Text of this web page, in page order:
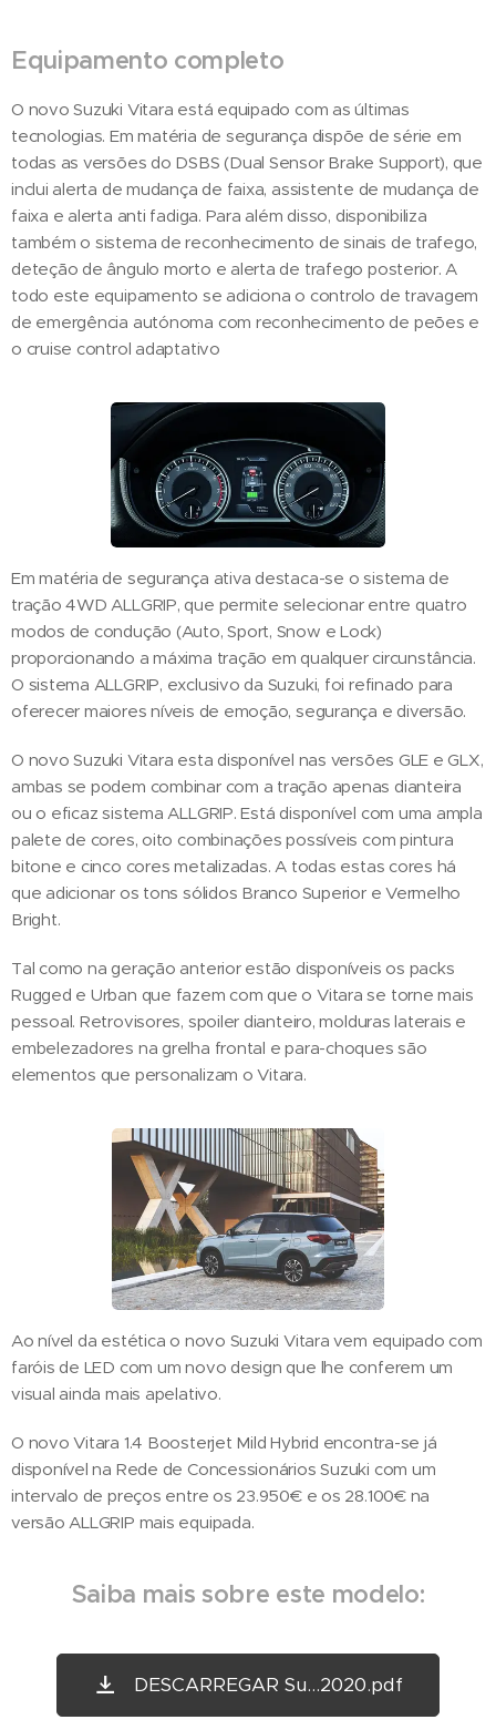
Equipamento completo
O novo Suzuki Vitara está equipado com as últimas
tecnologias. Em matéria de segurança dispõe de série em
todas as versões do DSBS (Dual Sensor Brake Support), que
inclui alerta de mudança de faixa, assistente de mudança de
faixa e alerta anti fadiga. Para além disso, disponibiliza
também o sistema de reconhecimento de sinais de trafego,
deteção de ângulo morto e alerta de trafego posterior. A
todo este equipamento se adiciona o controlo de travagem
de emergência autónoma com reconhecimento de peões e
o cruise control adaptativo
Em matéria de segurança ativa destaca-se o sistema de
tração 4WD ALLGRIP, que permite selecionar entre quatro
modos de condução (Auto, Sport, Snow e Lock)
proporcionando a máxima tração em qualquer circunstância.
O sistema ALLGRIP, exclusivo da Suzuki, foi refinado para
oferecer maiores níveis de emoção, segurança e diversão.
O novo Suzuki Vitara esta disponível nas versões GLE e GLX,
ambas se podem combinar com a tração apenas dianteira
ou o eficaz sistema ALLGRIP. Está disponível com uma ampla
palete de cores, oito combinações possíveis com pintura
bitone e cinco cores metalizadas. A todas estas cores há
que adicionar os tons sólidos Branco Superior e Vermelho
Bright.
Tal como na geração anterior estão disponíveis os packs
Rugged e Urban que fazem com que o Vitara se torne mais
pessoal. Retrovisores, spoiler dianteiro, molduras laterais e
embelezadores na grelha frontal e para-choques são
elementos que personalizam o Vitara.
Ao nível da estética o novo Suzuki Vitara vem equipado com
faróis de LED com um novo design que lhe conferem um
visual ainda mais apelativo.
O novo Vitara 1.4 Boosterjet Mild Hybrid encontra-se já
disponível na Rede de Concessionários Suzuki com um
intervalo de preços entre os 23.950€ e os 28.100€ na
versão ALLGRIP mais equipada.
Saiba mais sobre este modelo:
DESCARREGAR Su...2020.pdf